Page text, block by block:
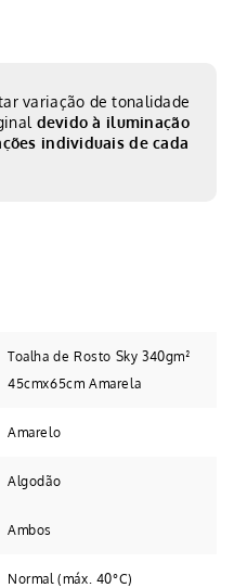
variação de tonalidade
devido à iluminação
individuais de cada
Toalha de Rosto Sky 340gm²
45cmx65cm Amarela
Amarelo
Algodão
Ambos
Normal (máx. 40°C)